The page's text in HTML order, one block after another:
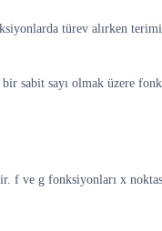
türev alırken
sabit sayı olmak üzere
f ve g fonksiyonları x